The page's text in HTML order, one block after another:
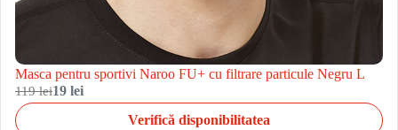
Masca pentru sportivi Naroo FU+ cu filtrare particule Negru L
119 lei19 lei
Verifică disponibilitatea